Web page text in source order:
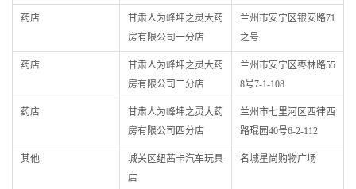
药店
甘肃人为峰坤之灵大药
房有限公司一分店
兰州市安宁区银安路71
之号
药店
甘肃人为峰坤之灵大药
房有限公司二分店
兰州市安宁区枣林路55
8号7-1-108
药店
甘肃人为峰坤之灵大药
房有限公司四分店
兰州市七里河区西律西
路琨园40号6-2-112
其他
城关区纽茜卡汽车玩具
店
名城星尚购物广场